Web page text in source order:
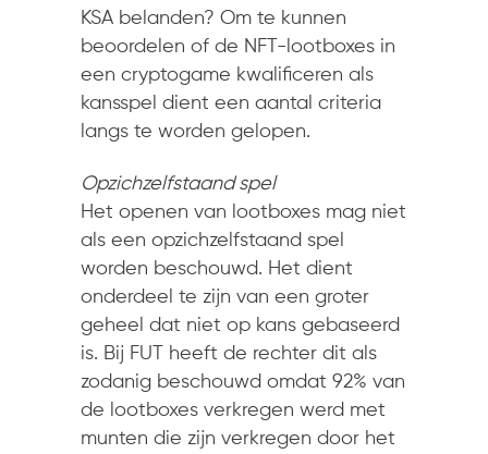
KSA belanden? Om te kunnen
beoordelen of de NFT-lootboxes in
een cryptogame kwalificeren als
kansspel dient een aantal criteria
langs te worden gelopen.
Opzichzelfstaand spel
Het openen van lootboxes mag niet
als een opzichzelfstaand spel
worden beschouwd. Het dient
onderdeel te zijn van een groter
geheel dat niet op kans gebaseerd
is. Bij FUT heeft de rechter dit als
zodanig beschouwd omdat 92% van
de lootboxes verkregen werd met
munten die zijn verkregen door het